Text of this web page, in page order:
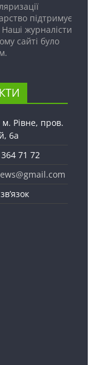
підтримує
журналісти
сайті було
м. Рівне, пров.
6а
71 72